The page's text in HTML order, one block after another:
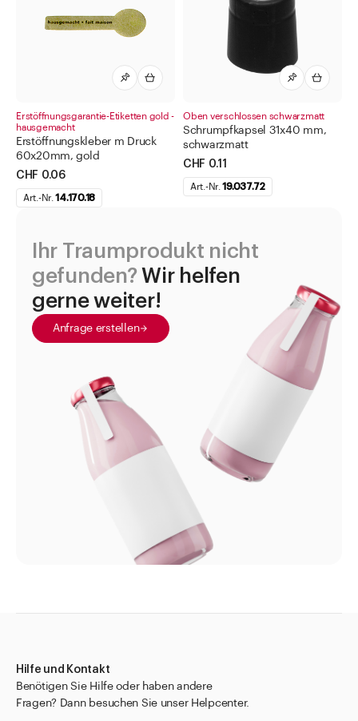
Erstöffnungsgarantie-Etiketten gold -
hausgemacht
Erstöffnungskleber m Druck
60x20mm, gold
CHF 0.06
Art.-Nr.14.170.18
Oben verschlossen schwarzmatt
Schrumpfkapsel 31x40 mm,
schwarzmatt
CHF 0.11
Art.-Nr.19.037.72
Ihr Traumprodukt nicht
gefunden? Wir helfen
gerne weiter!
Anfrage erstellen
Hilfe und Kontakt
Benötigen Sie Hilfe oder haben andere
Fragen? Dann besuchen Sie unser Helpcenter.